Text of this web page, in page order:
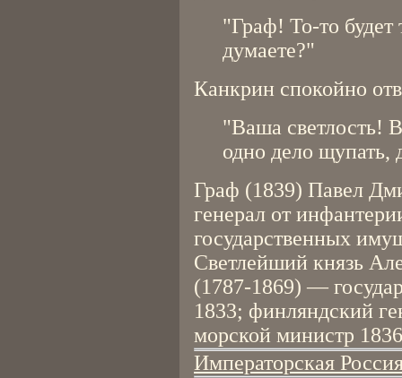
"Граф! То-то будет
думаете?"
Канкрин спокойно
"Ваша светлость!
одно дело щупать,
Граф (1839) Павел
генерал от
государственных
Светлейший князь
(1787-1869) —
1833; финляндский
морской министр
Императорская